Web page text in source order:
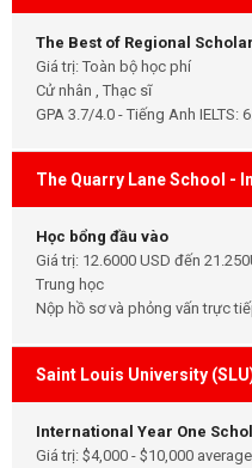
The Best of Regional
Giá trị: Toàn bộ học phí
Cử nhân , Thạc sĩ
GPA 3.7/4.0 - Tiếng Anh IELTS:
The Quarry Lane School -
Học bổng đầu vào
Giá trị: 12.6000 USD đến
Trung học
Nộp hồ sơ và phỏng vấn trực
Saint Louis University
International Year One
Giá trị: $4,000 - $10,000 average